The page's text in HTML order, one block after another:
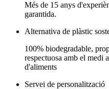
Més de 15 anys
garantida.
Alternativa de plàstic
100% biodegradable,
respectuosa amb el medi
d'aliments
Servei de personalització